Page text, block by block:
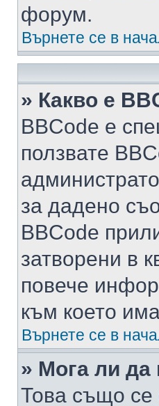
форум.
Върнете се в
» Какво е
BBCode е
ползвате
за дадено
BBCode
затворени в
повече
към което
Върнете се в
» Мога ли да
Това също се